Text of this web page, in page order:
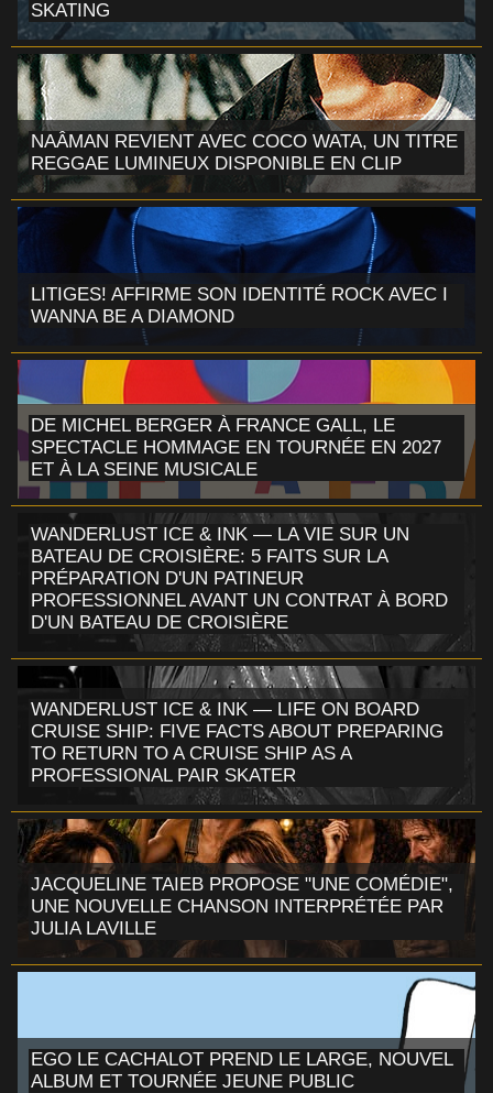
SKATING
NAÂMAN REVIENT AVEC COCO WATA, UN TITRE
REGGAE LUMINEUX DISPONIBLE EN CLIP
LITIGES! AFFIRME SON IDENTITÉ ROCK AVEC I
WANNA BE A DIAMOND
DE MICHEL BERGER À FRANCE GALL, LE
SPECTACLE HOMMAGE EN TOURNÉE EN 2027
ET À LA SEINE MUSICALE
WANDERLUST ICE & INK — LA VIE SUR UN
BATEAU DE CROISIÈRE: 5 FAITS SUR LA
PRÉPARATION D'UN PATINEUR
PROFESSIONNEL AVANT UN CONTRAT À BORD
D'UN BATEAU DE CROISIÈRE
WANDERLUST ICE & INK — LIFE ON BOARD
CRUISE SHIP: FIVE FACTS ABOUT PREPARING
TO RETURN TO A CRUISE SHIP AS A
PROFESSIONAL PAIR SKATER
JACQUELINE TAIEB PROPOSE "UNE COMÉDIE",
UNE NOUVELLE CHANSON INTERPRÉTÉE PAR
JULIA LAVILLE
EGO LE CACHALOT PREND LE LARGE, NOUVEL
ALBUM ET TOURNÉE JEUNE PUBLIC